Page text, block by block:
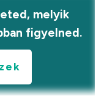
melyik
figyelned.